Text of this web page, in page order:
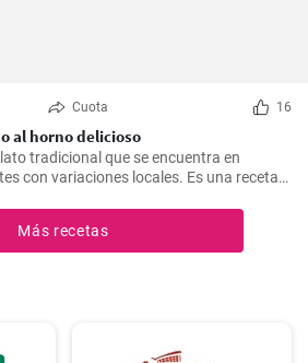
Cuota 16
al horno delicioso
tradicional que se encuentra en
con variaciones locales. Es una receta
en una mezcla de especias, vinagre y ajo
quedar tierno y sabroso. Es excelente
o una comida especial.
Más recetas